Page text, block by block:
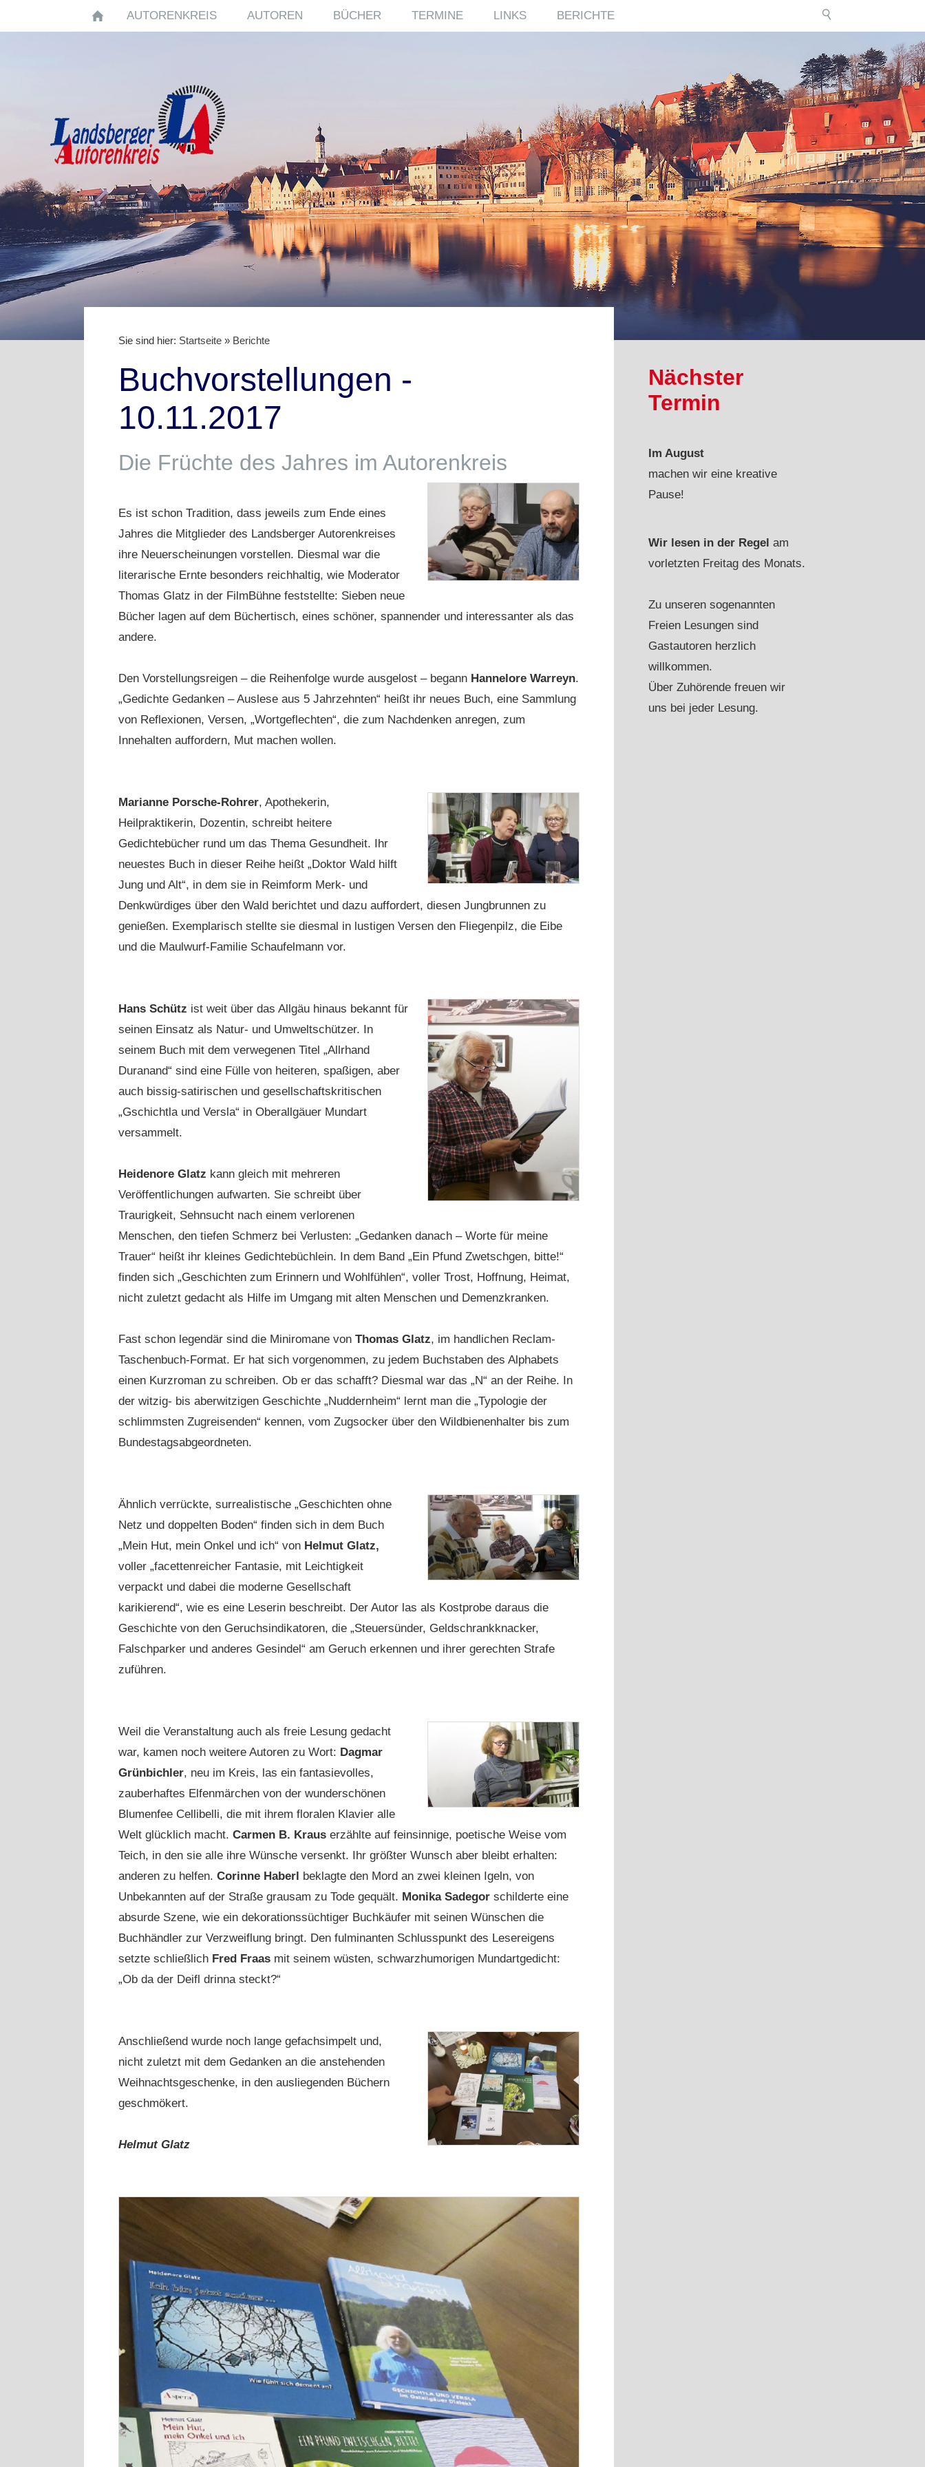
AUTORENKREIS AUTOREN BÜCHER TERMINE LINKS BERICHTE
Sie sind hier: Startseite » Berichte
Buchvorstellungen -
10.11.2017
Die Früchte des Jahres im Autorenkreis
Es ist schon Tradition, dass jeweils zum Ende eines
Jahres die Mitglieder des Landsberger Autorenkreises
ihre Neuerscheinungen vorstellen. Diesmal war die
literarische Ernte besonders reichhaltig, wie Moderator
Thomas Glatz in der FilmBühne feststellte: Sieben neue
Bücher lagen auf dem Büchertisch, eines schöner, spannender und interessanter als das
andere.
Den Vorstellungsreigen – die Reihenfolge wurde ausgelost – begann Hannelore Warreyn.
„Gedichte Gedanken – Auslese aus 5 Jahrzehnten“ heißt ihr neues Buch, eine Sammlung
von Reflexionen, Versen, „Wortgeflechten“, die zum Nachdenken anregen, zum
Innehalten auffordern, Mut machen wollen.
Marianne Porsche-Rohrer, Apothekerin,
Heilpraktikerin, Dozentin, schreibt heitere
Gedichtebücher rund um das Thema Gesundheit. Ihr
neuestes Buch in dieser Reihe heißt „Doktor Wald hilft
Jung und Alt“, in dem sie in Reimform Merk- und
Denkwürdiges über den Wald berichtet und dazu auffordert, diesen Jungbrunnen zu
genießen. Exemplarisch stellte sie diesmal in lustigen Versen den Fliegenpilz, die Eibe
und die Maulwurf-Familie Schaufelmann vor.
Hans Schütz ist weit über das Allgäu hinaus bekannt für
seinen Einsatz als Natur- und Umweltschützer. In
seinem Buch mit dem verwegenen Titel „Allrhand
Duranand“ sind eine Fülle von heiteren, spaßigen, aber
auch bissig-satirischen und gesellschaftskritischen
„Gschichtla und Versla“ in Oberallgäuer Mundart
versammelt.
Heidenore Glatz kann gleich mit mehreren
Veröffentlichungen aufwarten. Sie schreibt über
Traurigkeit, Sehnsucht nach einem verlorenen
Menschen, den tiefen Schmerz bei Verlusten: „Gedanken danach – Worte für meine
Trauer“ heißt ihr kleines Gedichtebüchlein. In dem Band „Ein Pfund Zwetschgen, bitte!“
finden sich „Geschichten zum Erinnern und Wohlfühlen“, voller Trost, Hoffnung, Heimat,
nicht zuletzt gedacht als Hilfe im Umgang mit alten Menschen und Demenzkranken.
Fast schon legendär sind die Miniromane von Thomas Glatz, im handlichen Reclam-
Taschenbuch-Format. Er hat sich vorgenommen, zu jedem Buchstaben des Alphabets
einen Kurzroman zu schreiben. Ob er das schafft? Diesmal war das „N“ an der Reihe. In
der witzig- bis aberwitzigen Geschichte „Nuddernheim“ lernt man die „Typologie der
schlimmsten Zugreisenden“ kennen, vom Zugsocker über den Wildbienenhalter bis zum
Bundestagsabgeordneten.
Ähnlich verrückte, surrealistische „Geschichten ohne
Netz und doppelten Boden“ finden sich in dem Buch
„Mein Hut, mein Onkel und ich“ von Helmut Glatz,
voller „facettenreicher Fantasie, mit Leichtigkeit
verpackt und dabei die moderne Gesellschaft
karikierend“, wie es eine Leserin beschreibt. Der Autor las als Kostprobe daraus die
Geschichte von den Geruchsindikatoren, die „Steuersünder, Geldschrankknacker,
Falschparker und anderes Gesindel“ am Geruch erkennen und ihrer gerechten Strafe
zuführen.
Weil die Veranstaltung auch als freie Lesung gedacht
war, kamen noch weitere Autoren zu Wort: Dagmar
Grünbichler, neu im Kreis, las ein fantasievolles,
zauberhaftes Elfenmärchen von der wunderschönen
Blumenfee Cellibelli, die mit ihrem floralen Klavier alle
Welt glücklich macht. Carmen B. Kraus erzählte auf feinsinnige, poetische Weise vom
Teich, in den sie alle ihre Wünsche versenkt. Ihr größter Wunsch aber bleibt erhalten:
anderen zu helfen. Corinne Haberl beklagte den Mord an zwei kleinen Igeln, von
Unbekannten auf der Straße grausam zu Tode gequält. Monika Sadegor schilderte eine
absurde Szene, wie ein dekorationssüchtiger Buchkäufer mit seinen Wünschen die
Buchhändler zur Verzweiflung bringt. Den fulminanten Schlusspunkt des Lesereigens
setzte schließlich Fred Fraas mit seinem wüsten, schwarzhumorigen Mundartgedicht:
„Ob da der Deifl drinna steckt?“
Anschließend wurde noch lange gefachsimpelt und,
nicht zuletzt mit dem Gedanken an die anstehenden
Weihnachtsgeschenke, in den ausliegenden Büchern
geschmökert.
Helmut Glatz
Nächster
Termin
Im August
machen wir eine kreative
Pause!
Wir lesen in der Regel am
vorletzten Freitag des Monats.
Zu unseren sogenannten
Freien Lesungen sind
Gastautoren herzlich
willkommen.
Über Zuhörende freuen wir
uns bei jeder Lesung.